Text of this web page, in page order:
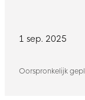
1 sep. 2025
Oorspronkelijk